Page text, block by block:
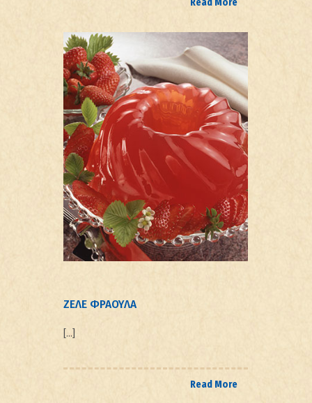
Read More
ΖΕΛΕ ΦΡΑΟΥΛΑ
[…]
Read More